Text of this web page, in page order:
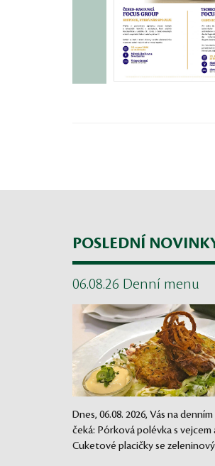
POSLEDNÍ
06.08.26 Denní menu
Dnes, 06.08. 2026, Vás na
čeká: Pórková polévka s vejcem
Cuketové placičky se